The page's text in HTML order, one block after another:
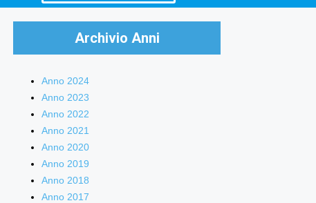
Archivio Anni
Anno 2024
Anno 2023
Anno 2022
Anno 2021
Anno 2020
Anno 2019
Anno 2018
Anno 2017